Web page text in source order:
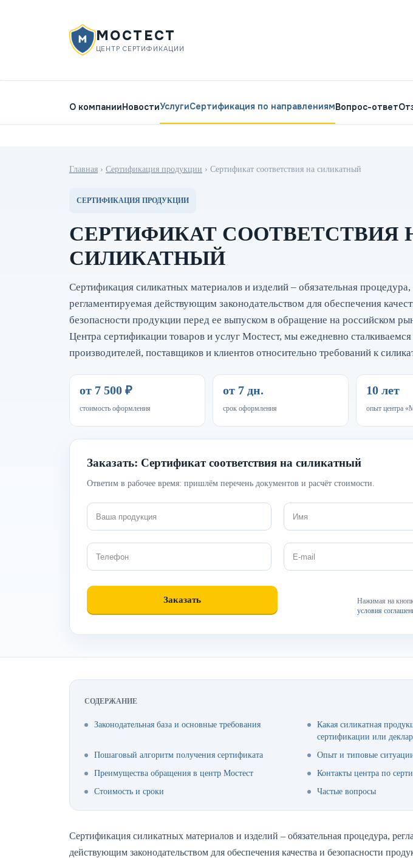
МОСТЕСТ
ЦЕНТР СЕРТИФИКАЦИИ
О компанииНовостиУслугиСертификация по направлениямВопрос-ответ
Главная › Сертификация продукции › Сертификат соответствия на силикатный
СЕРТИФИКАЦИЯ ПРОДУКЦИИ
СЕРТИФИКАТ СООТВЕТСТВИЯ
СИЛИКАТНЫЙ
Сертификация силикатных материалов и изделий – обязательная процедура,
регламентируемая действующим законодательством для обеспечения
безопасности продукции перед ее выпуском в обращение на российском
Центра сертификации товаров и услуг Мостест, мы ежедневно
производителей, поставщиков и клиентов относительно требований к
от 7 500 ₽
стоимость оформления
от 7 дн.
срок оформления
10 лет
опыт центра
Заказать: Сертификат соответствия на силикатный
Ответим в рабочее время: пришлём перечень документов и расчёт стоимости.
Нажимая на
условия
СОДЕРЖАНИЕ
Законодательная база и основные требования
Какая силикатная
сертификации или
Пошаговый алгоритм получения сертификата
Опыт и типовые
Преимущества обращения в центр Мостест
Контакты центра по
Стоимость и сроки
Частые вопросы
Сертификация силикатных материалов и изделий – обязательная процедура,
действующим законодательством для обеспечения качества и безопасности